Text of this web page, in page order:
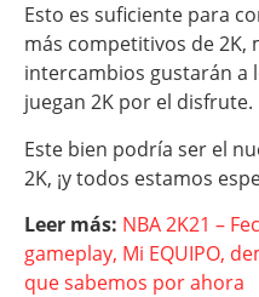
Esto es suficiente para
más competitivos de
intercambios gustarán a
juegan 2K por el disfrute.
Este bien podría ser el
2K, ¡y todos estamos
Leer más: NBA 2K21 –
gameplay, Mi EQUIPO,
que sabemos por ahora